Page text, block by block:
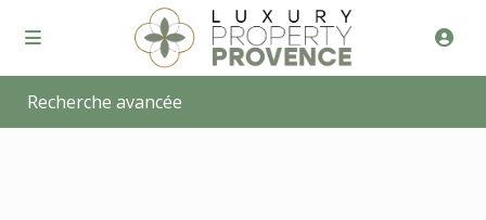
Recherche avancée